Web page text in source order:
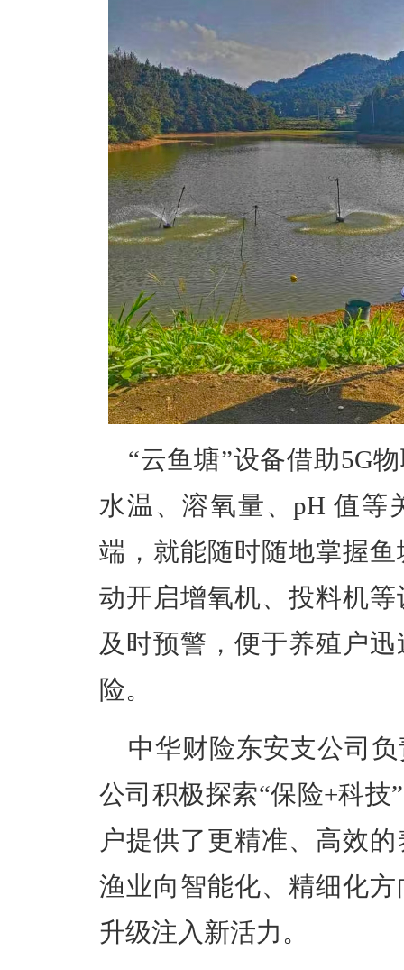
“云鱼塘”设备借助5G
水温、溶氧量、pH 值等
端，就能随时随地掌握
动开启增氧机、投料机
及时预警，便于养殖户
险。
中华财险东安支公司
公司积极探索“保险+科
户提供了更精准、高效
渔业向智能化、精细化
升级注入新活力。